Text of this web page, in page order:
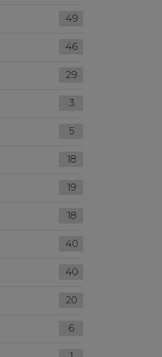
49
46
29
3
5
18
19
18
40
40
20
6